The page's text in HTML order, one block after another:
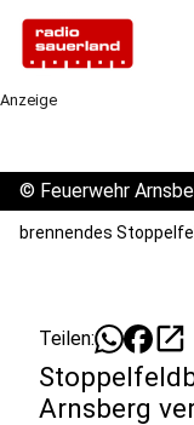
Anzeige
© Feuerwehr
brennendes
Teilen: open_in_new
Arnsberg